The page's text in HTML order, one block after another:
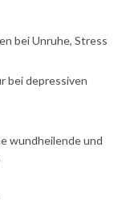
bei Unruhe, Stress
bei depressiven
wundheilende und